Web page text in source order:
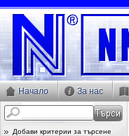
Начало За нас
Добави критерии за търсене